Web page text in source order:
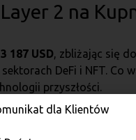
2 na
187 USD, zbliżając się
DeFi i NFT. Co
przyszłości.
2025
dla Klientów